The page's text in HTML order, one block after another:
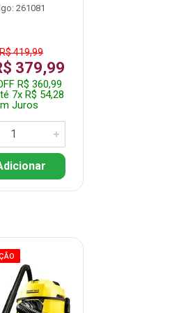
261081
419,99
379,99
R$ 360,99
7x R$ 54,28
Juros